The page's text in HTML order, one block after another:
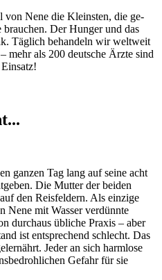
von Nene die Klein­sten, die ge­
Der Hun­ger und das
Täg­lich be­han­deln wir welt­weit
mehr als 200 deutsche Ärzte sind
ganzen Tag lang auf seine acht
Die Mutter der beiden
den Reisfeldern. Als einzige
Nene mit Wasser verdünnte
durchaus übliche Praxis – aber
ist entsprechend schlecht. Das
Jeder an sich harmlose
Gefahr für sie